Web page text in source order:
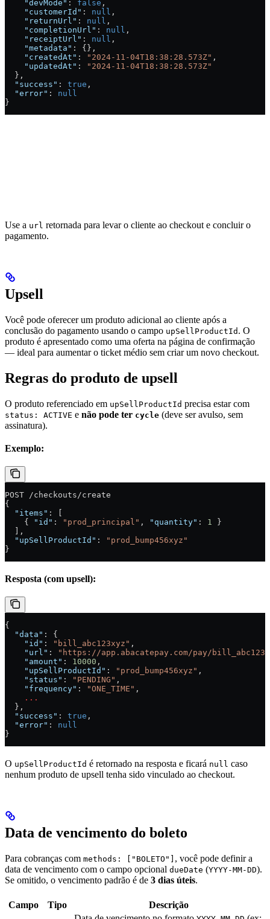
    "devMode"
: false ,
    "customerId"
: null ,
    "returnUrl"
: null ,
    "completionUrl"
: null ,
    "receiptUrl"
: null ,
    "metadata"
: {},
    "createdAt"
: "2024-11-04T18:38:28.573Z" ,
    "updatedAt"
:
"2024-11-04T18:38:28.573Z"
  },
  "success"
: true ,
  "error"
: null
}
Use a url retornada para levar o cliente ao checkout e concluir o
pagamento.
Upsell
Você pode oferecer um produto adicional ao cliente após a
conclusão do pagamento usando o campo upSellProductId . O
produto é apresentado como uma oferta na página de confirmação
— ideal para aumentar o ticket médio sem criar um novo checkout.
Regras do produto de upsell
O produto referenciado em upSellProductId precisa estar com
status: ACTIVE e não pode ter cycle (deve ser avulso, sem
assinatura).
Exemplo:
POST /checkouts/create
{
  "items"
: [
    {
"id" : "prod_principal" , "quantity" : 1 }
  ],
  "upSellProductId"
:
"prod_bump456xyz"
}
Resposta (com upsell):
{
  "data"
: {
    "id"
: "bill_abc123xyz" ,
    "url"
:
"https://app.abacatepay.com/pay/
    "amount"
: 10000 ,
    "upSellProductId"
: "prod_bump456xyz" ,
    "status"
: "PENDING" ,
    "frequency"
: "ONE_TIME" ,
    ...
  },
  "success"
: true ,
  "error"
: null
}
O upSellProductId é retornado na resposta e ficará null caso
nenhum produto de upsell tenha sido vinculado ao checkout.
Data de vencimento do boleto
Para cobranças com methods: ["BOLETO"] , você pode definir a
data de vencimento com o campo opcional dueDate (YYYY-MM-DD).
Se omitido, o vencimento padrão é de 3 dias úteis.
Campo Tipo
Descrição